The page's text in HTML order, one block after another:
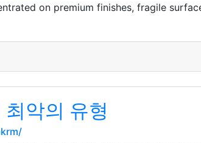
on premium finishes, fragile
악의 유형